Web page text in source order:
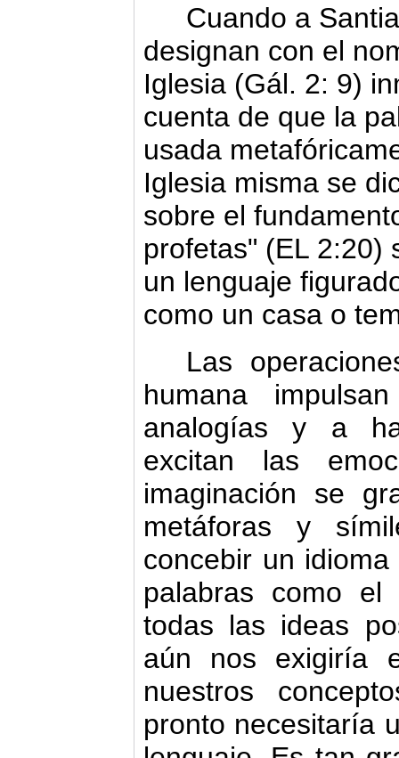
Cuando a
designan con el
Iglesia (Gál. 2: 9)
cuenta de que la
usada
Iglesia misma se
sobre el
profetas" (EL 2:20)
un lenguaje
como un casa o
Las
humana
analogías y a
excitan las
imaginación se
metáforas y
concebir un
palabras como el
todas las ideas
aún nos exigiría
nuestros
pronto necesitaría